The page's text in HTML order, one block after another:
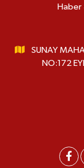
SUNAY
NO:172